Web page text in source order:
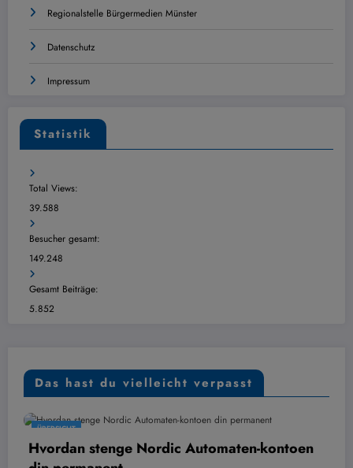
Regionalstelle Bürgermedien Münster
Datenschutz
Impressum
Statistik
Total Views:
39.588
Besucher gesamt:
149.248
Gesamt Beiträge:
5.852
Das hast du vielleicht verpasst
Nordic Automaten-kontoen
Digital